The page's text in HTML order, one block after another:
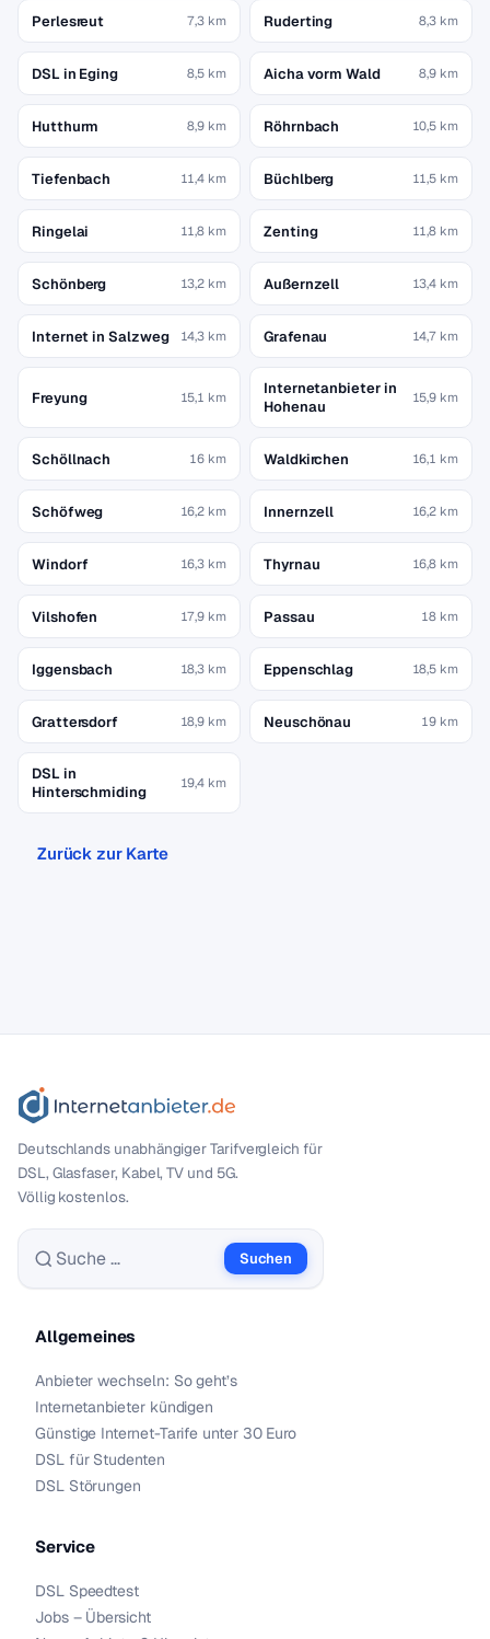
Perlesreut 7,3 km Ruderting 8,3 km
DSL in Eging 8,5 km Aicha vorm Wald 8,9 km
Hutthurm 8,9 km Röhrnbach 10,5 km
Tiefenbach 11,4 km Büchlberg 11,5 km
Ringelai 11,8 km Zenting 11,8 km
Schönberg 13,2 km Außernzell 13,4 km
Internet in Salzweg 14,3 km Grafenau 14,7 km
Freyung 15,1 km
Internetanbieter in
Hohenau
15,9 km
Schöllnach 16 km Waldkirchen 16,1 km
Schöfweg 16,2 km Innernzell 16,2 km
Windorf 16,3 km Thyrnau 16,8 km
Vilshofen 17,9 km Passau 18 km
Iggensbach 18,3 km Eppenschlag 18,5 km
Grattersdorf 18,9 km Neuschönau 19 km
DSL in
Hinterschmiding
19,4 km
Zurück zur Karte
Deutschlands unabhängiger Tarif­vergleich für
DSL, Glasfaser, Kabel, TV und 5G.
Völlig kostenlos.
Suche nach:
Suchen
Allgemeines
Anbieter wechseln: So geht’s
Internetanbieter kündigen
Günstige Internet-Tarife unter 30 Euro
DSL für Studenten
DSL Störungen
Service
DSL Speedtest
Jobs – Übersicht